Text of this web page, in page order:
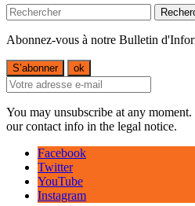
Abonnez-vous à notre Bulletin
You may unsubscribe at any
our contact info in the legal notice.
Facebook
Twitter
YouTube
Instagram